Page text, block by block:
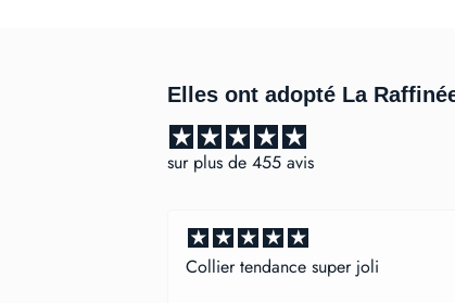
Elles ont adopté La
sur plus de 455 avis
Très jolie, fin